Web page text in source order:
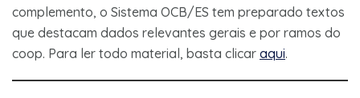
complemento, o Sistema OCB/ES tem preparado textos
que destacam dados relevantes gerais e por ramos do
coop. Para ler todo material, basta clicar aqui.